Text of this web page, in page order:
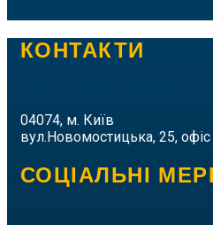
КОНТАКТИ
04074, м. Київ
вул.Новомостицька, 25, офіс
СОЦІАЛЬНІ